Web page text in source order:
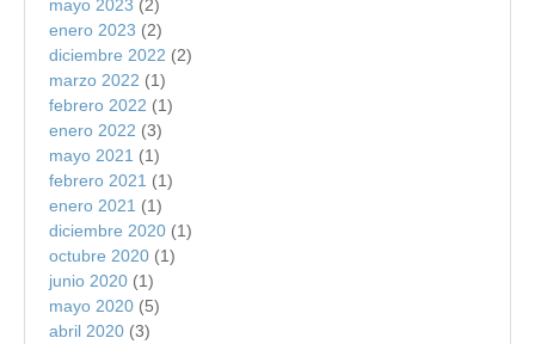
mayo 2023 (2)
enero 2023 (2)
diciembre 2022 (2)
marzo 2022 (1)
febrero 2022 (1)
enero 2022 (3)
mayo 2021 (1)
febrero 2021 (1)
enero 2021 (1)
diciembre 2020 (1)
octubre 2020 (1)
junio 2020 (1)
mayo 2020 (5)
abril 2020 (3)